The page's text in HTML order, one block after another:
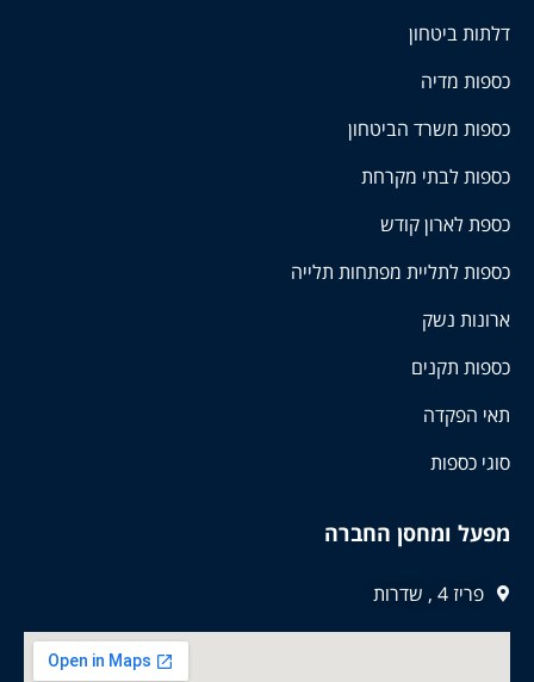
דלתות ביטחון
כספות מדיה
כספות משרד הביטחון
כספות לבתי מקרחת
כספת לארון קודש
כספות לתליית מפתחות תלייה
ארונות נשק
כספות תקנים
תאי הפקדה
סוגי כספות
מפעל ומחסן החברה
פריז 4 , שדרות